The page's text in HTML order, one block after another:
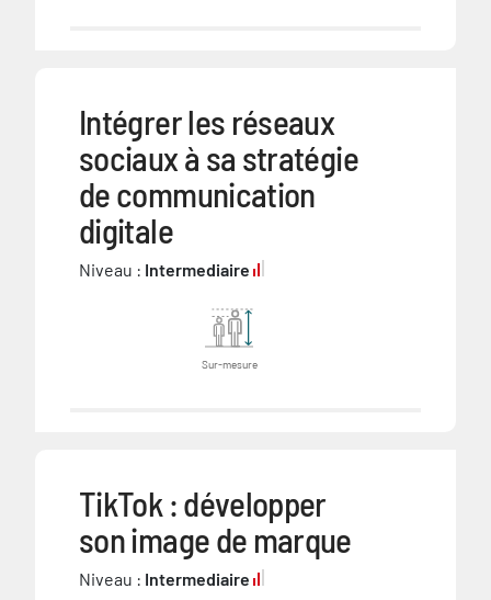
Intégrer les réseaux
sociaux à sa stratégie
de communication
digitale
Niveau : Intermediaire
Sur-mesure
TikTok : développer
son image de marque
Niveau : Intermediaire